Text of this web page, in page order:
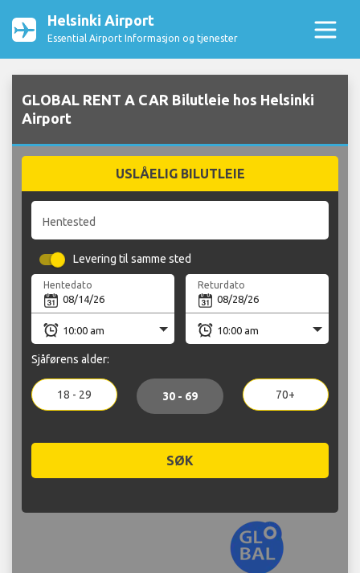
Helsinki Airport
Essential Airport Informasjon og tjenester
GLOBAL RENT A CAR Bilutleie hos Helsinki
Airport
USLÅELIG BILUTLEIE
Hentested
Levering til samme sted
Hentedato Returdato
Sjåførens alder:
18 - 29 30 - 69 70+
SØK